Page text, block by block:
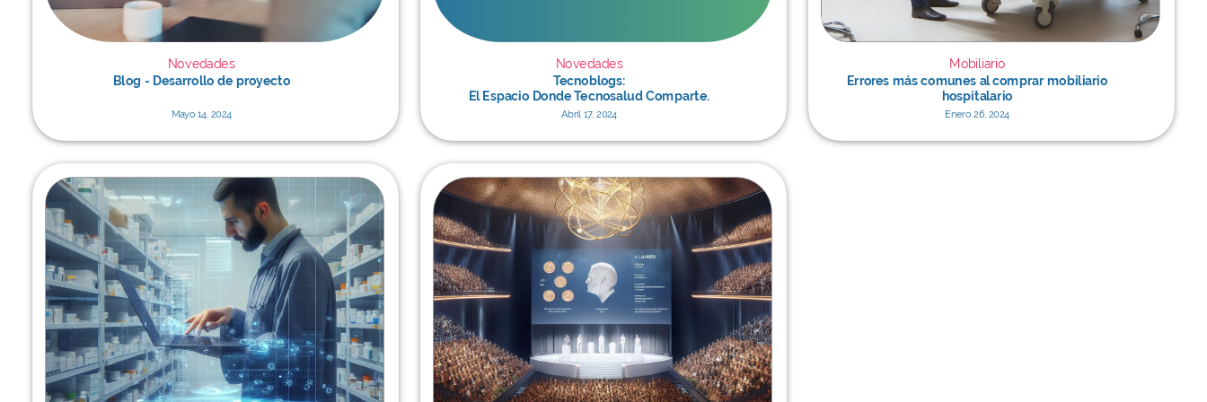
Novedades
Blog - Desarrollo de proyecto
Mayo 14, 2024
Novedades
Tecnoblogs:
El Espacio Donde Tecnosalud Comparte.
Abril 17, 2024
Mobiliario
Errores más comunes al comprar mobiliario
hospitalario
Enero 26, 2024